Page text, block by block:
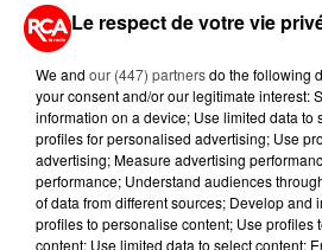
5 août 2026
QUELLES
OFFRENT LE
RETROUVEZ TOUTE L'ACTU
Le respect de votre vie
We and our (447) partnersdo the following
your consent and/or our legitimate interest:
information on a device; Use limited data to
profiles for personalised advertising; Use
advertising; Measure advertising
performance; Understand audiences
of data from different sources; Develop and
profiles to personalise content; Use profiles
content; Use limited data to select content;